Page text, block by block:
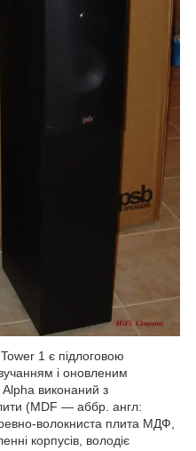
1 є підлоговою
і оновленим
Alpha виконаний з
(MDF ― аббр. англ:
волокниста плита МДФ,
корпусів, володіє